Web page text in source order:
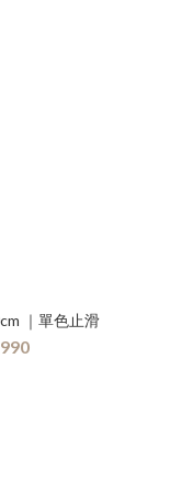
｜單色止滑